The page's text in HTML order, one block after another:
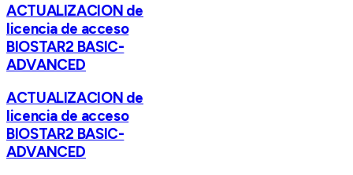
ACTUALIZACION de
licencia de acceso
BIOSTAR2 BASIC-
ADVANCED
ACTUALIZACION de
licencia de acceso
BIOSTAR2 BASIC-
ADVANCED